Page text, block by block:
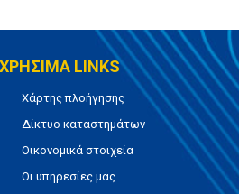
ΧΡΗΣΙΜΑ LINKS
Χάρτης πλοήγησης
Δίκτυο καταστημάτων
Οικονομικά στοιχεία
Οι υπηρεσίες μας